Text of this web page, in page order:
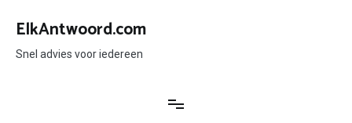
naar
inhoud
ElkAntwoord.com
Snel advies voor iedereen